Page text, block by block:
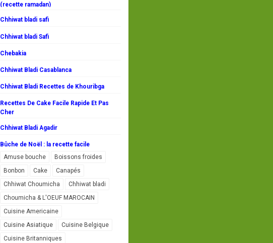
(recette ramadan)
Chhiwat bladi safi
Chhiwat bladi Safi
Chebakia
Chhiwat Bladi Casablanca
Chhiwat Bladi Recettes de Khouribga
Recettes De Cake Facile Rapide Et Pas
Cher
Chhiwat Bladi Agadir
Bûche de Noël : la recette facile
Amuse bouche
Boissons froides
Bonbon
Cake
Canapés
Chhiwat Choumicha
Chhiwat bladi
Choumicha & L'OEUF MAROCAIN
Cuisine Americaine
Cuisine Asiatique
Cuisine Belgique
Cuisine Britanniques